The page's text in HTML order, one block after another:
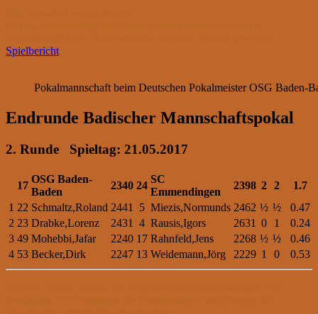
Spielbericht
Pokalmannschaft beim Deutschen Pokalmeister OSG Baden-
Endrunde Badischer Mannschaftspokal
2. Runde Spieltag: 21.05.2017
17
OSG Baden-
Baden
2340 24
SC
Emmendingen
2398 2 2
1.7
1 22 Schmaltz,Roland 2441 5 Miezis,Normunds 2462 ½ ½
0.47
2 23 Drabke,Lorenz 2431 4 Rausis,Igors 2631 0 1
0.24
3 49 Mohebbi,Jafar 2240 17 Rahnfeld,Jens 2268 ½ ½
0.46
4 53 Becker,Dirk 2247 13 Weidemann,Jörg 2229 1 0 0.53